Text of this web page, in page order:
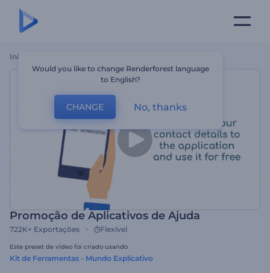
Início
Promoção de Aplicativos de Ajuda
722K+ Exportações Flexível
Este preset de vídeo foi criado usando
Kit de Ferramentas - Mundo Explicativo
Would you like to change Renderforest language
to English?
CHANGE No, thanks